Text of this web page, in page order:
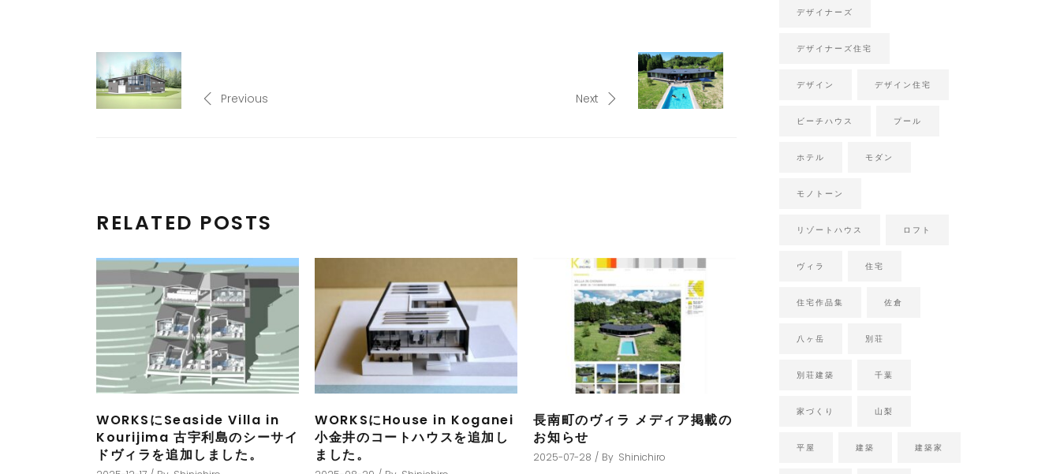
Previous Next
RELATED POSTS
WORKSにSeaside Villa in
Kourijima 古宇利島のシーサイ
ドヴィラを追加しました。
WORKSにHouse in Koganei
小金井のコートハウスを追加し
ました。
長南町のヴィラ メディア掲載の
お知らせ
2025-07-28 By Shinichiro
デザイナーズ
デザイナーズ住宅
デザイン デザイン住宅
ビーチハウス プール
ホテル モダン
モノトーン
リゾートハウス ロフト
ヴィラ 住宅
住宅作品集 佐倉
八ヶ岳 別荘
別荘建築 千葉
家づくり 山梨
平屋 建築 建築家